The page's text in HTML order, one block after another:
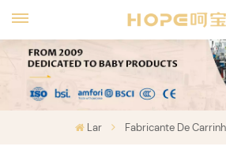
Lar Fabricante De